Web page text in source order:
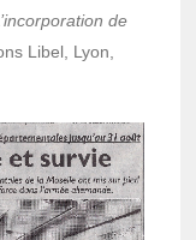
de
Libel, Lyon,